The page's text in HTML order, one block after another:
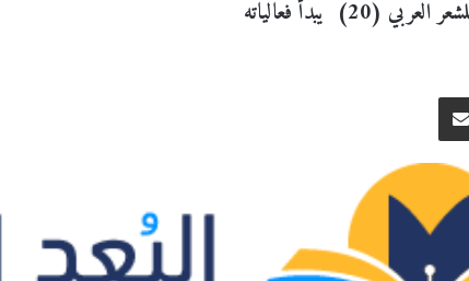
(20) يبدأ فعالياته